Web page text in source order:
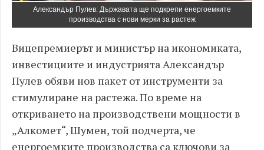
Александър Пулев: Държавата ще подкрепи енергоемките
производства с нови мерки за растеж
Вицепремиерът и министър на икономиката,
инвестициите и индустрията Александър
Пулев обяви нов пакет от инструменти за
стимулиране на растежа. По време на
откриването на производствени мощности в
„Алкомет“, Шумен, той подчерта, че
енергоемките производства са ключови за